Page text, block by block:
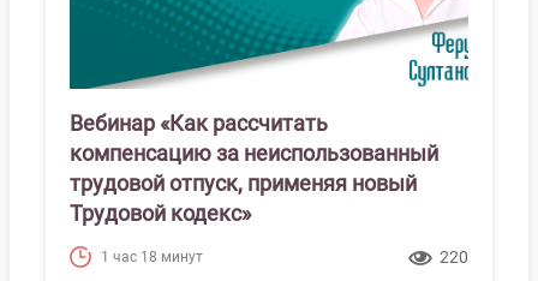
Вебинар «Как рассчитать
компенсацию за неиспользованный
трудовой отпуск, применяя новый
Трудовой кодекс»
1 час 18 минут 220